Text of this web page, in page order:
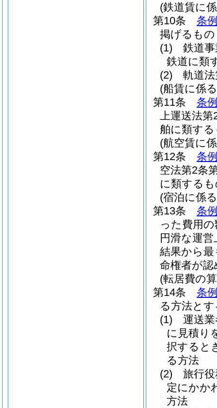
(鉄道賃に
第10条
条
掲げるも
(1)
鉄道
鉄道に類
(2)
軌道
(船賃に係
第11条
条
上運送法第
舶に類す
(航空賃に
第12条
条
空法第2条
に類する
(宿泊に係
第13条
条
った費用
円滑な運
結果から
命権者が
(転居費の
第14条
条
る方法と
(1)
運送
に見積り
択すると
る方法
(2)
旅行
定にかか
方法